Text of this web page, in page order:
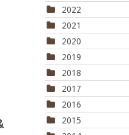
2022
2021
2020
2019
2018
2017
2016
2015